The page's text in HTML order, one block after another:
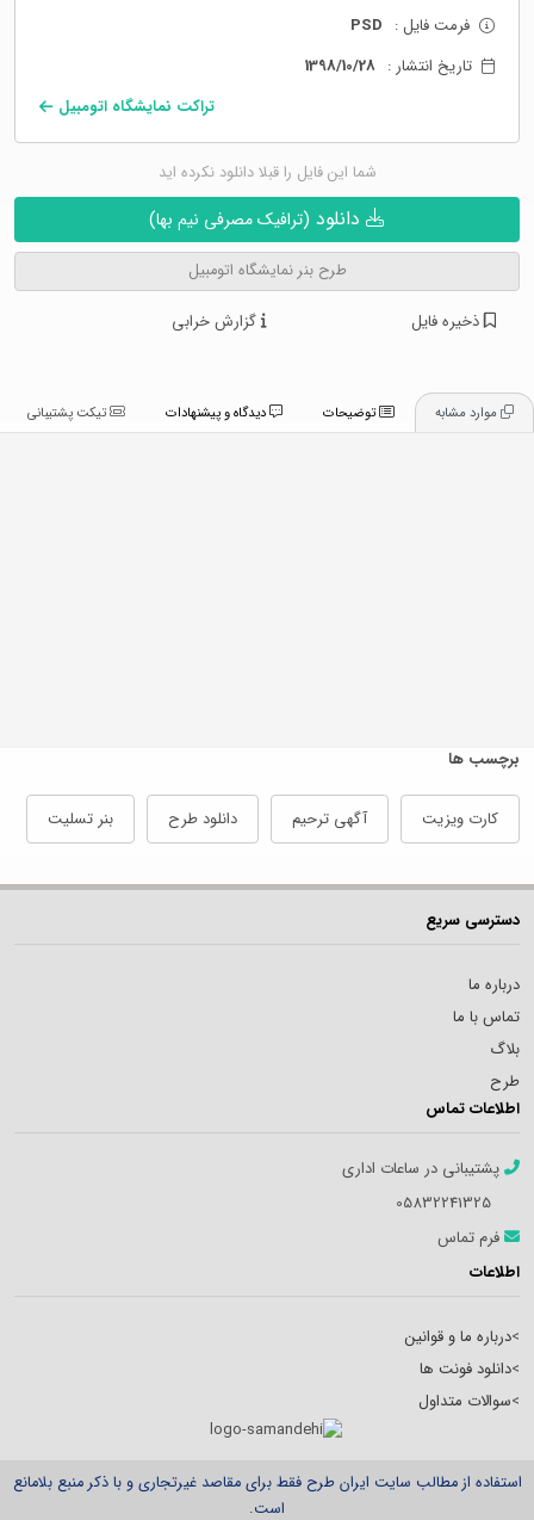
فرمت فایل : PSD
تاریخ انتشار : 1398/10/28
تراکت نمایشگاه اتومبیل
شما این فایل را قبلا دانلود نکرده اید
(ترافیک مصرفی نیم بها)
طرح بنر نمایشگاه اتومبیل
ذخیره فایل گزارش خرابی
توضیحات تیکت پشتیبانی
برچسب ها
کارت ویزیت آگهی ترحیم دانلود طرح بنر تسلیت
دسترسی سریع
درباره ما
تماس با ما
بلاگ
طرح
اطلاعات تماس
پشتیبانی در ساعات اداری
05832241325
فرم تماس
اطلاعات
>درباره ما و قوانین
>دانلود فونت ها
>سوالات متداول
استفاده از مطالب سایت ایران طرح فقط برای مقاصد غیرتجاری و با ذکر منبع بلامانع
است.